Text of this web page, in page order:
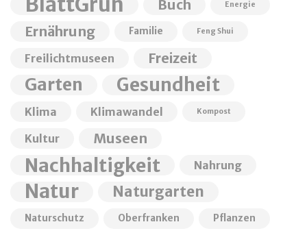
Buch Energie
Ernährung Familie Feng Shui
Freilichtmuseen Freizeit
Garten Gesundheit
Klima Klimawandel Kompost
Kultur Museen
Nachhaltigkeit Nahrung
Natur Naturgarten
Naturschutz Oberfranken Pflanzen